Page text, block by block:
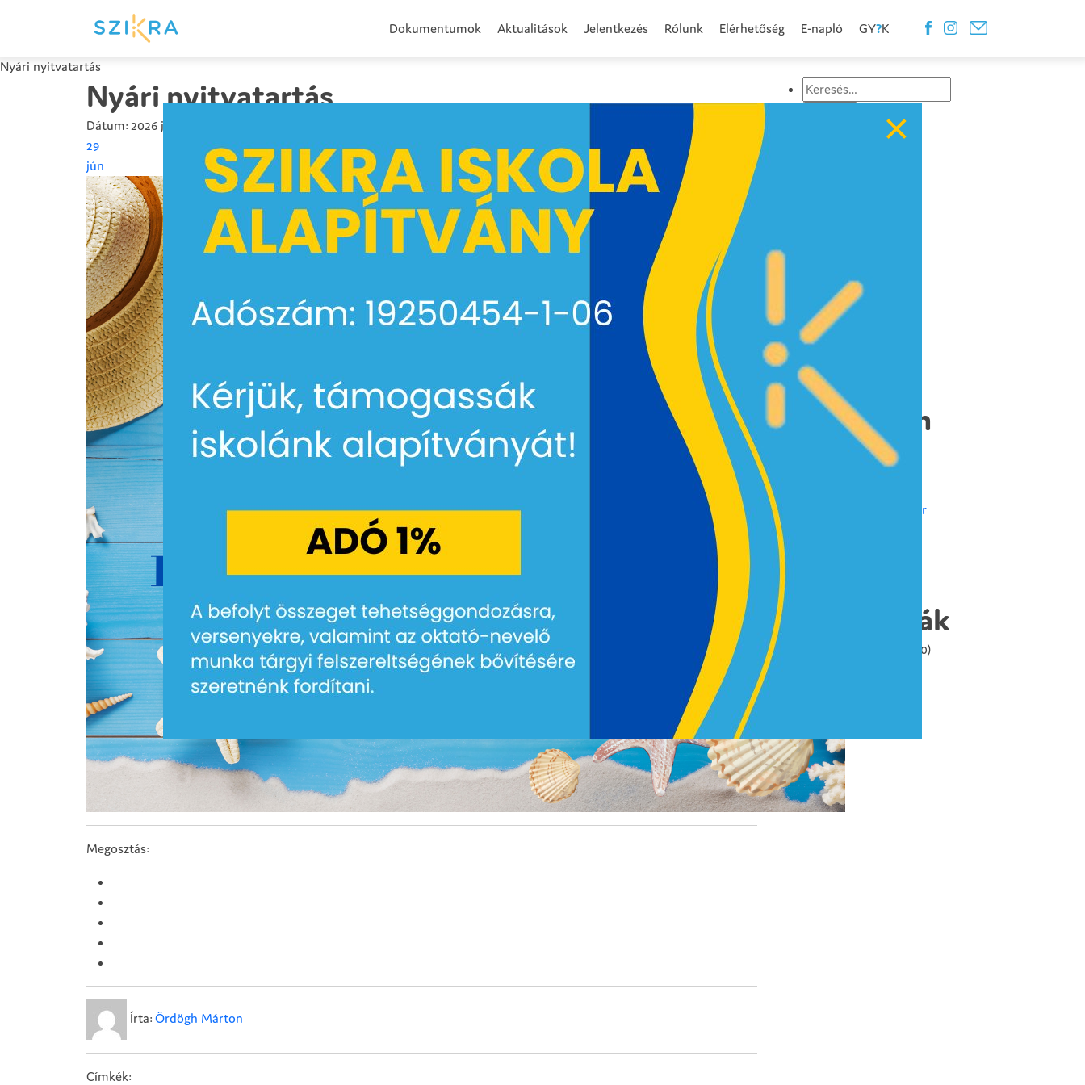
Dokumentumok Aktualitások Jelentkezés Rólunk Elérhetőség E-napló GY?K
Dokumentumok
Aktualitások
Rólunk
Elérhetőség
Nyári nyitvatartás
Nyári nyitvatartás
Dátum: 2026 június 29. hétfő
29
jún
Megosztás:
Írta: Ördögh Márton
Címkék:
Keresés:
Életképek
GYIK
Iskola
Rólunk
Archívum
2026. június
2026. április
2025. szeptember
Kategóriák
(10)
×